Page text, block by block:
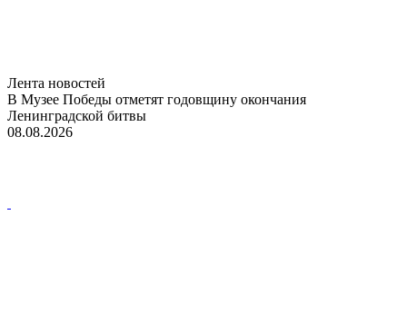
Лента новостей
В Музее Победы отметят годовщину окончания
Ленинградской битвы
08.08.2026